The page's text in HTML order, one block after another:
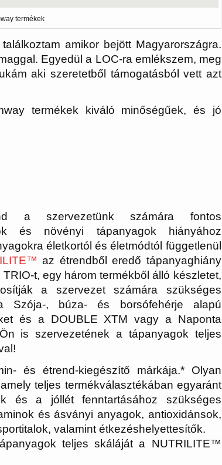
termékek
amikor bejött Magyarországra.
Egyedül a LOC-ra emlékszem, meg
aki szeretetből támogatásból vett azt
termékek kiváló minőségűek, és jó
a szervezetünk számára fontos
és növényi tápanyagok hiányához
életkortól és életmódtól függetlenül
az étrendből eredő tápanyaghiány
t, egy három termékből álló készletet,
a szervezet számára szükséges
Szója-, búza- és borsófehérje alapú
és a DOUBLE XTM vagy a Naponta
is szervezetének a tápanyagok teljes
és étrend-kiegészítő márkája.* Olyan
teljes termékválasztékában egyaránt
és a jóllét fenntartásához szükséges
és ásványi anyagok, antioxidánsok,
valamint étkezéshelyettesítők.
teljes skáláját a NUTRILITE™